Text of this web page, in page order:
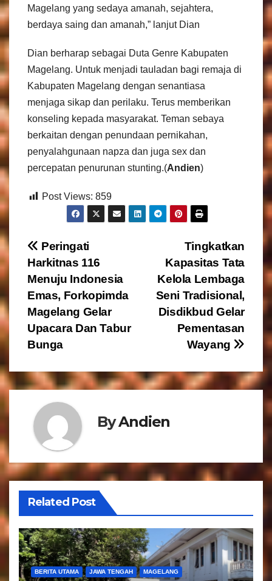
Magelang yang sedaya amanah, sejahtera,
berdaya saing dan amanah,” lanjut Dian
Dian berharap sebagai Duta Genre Kabupaten
Magelang. Untuk menjadi tauladan bagi remaja di
Kabupaten Magelang dengan senantiasa
menjaga sikap dan perilaku. Terus memberikan
konseling kepada masyarakat. Teman sebaya
berkaitan dengan penundaan pernikahan,
penyalahgunaan napza dan juga sex dan
percepatan penurunan stunting.(Andien)
Post Views: 859
N
a
v
i
g
a
p
o
s
Tingkatkan
Kapasitas Tata
Kelola Lembaga
Seni Tradisional,
Disdikbud Gelar
Pementasan
Wayang
Peringati
Harkitnas 116
Menuju Indonesia
Emas, Forkopimda
Magelang Gelar
Upacara Dan Tabur
Bunga
ByAndien
Related Post
BERITA UTAMA JAWA TENGAH MAGELANG